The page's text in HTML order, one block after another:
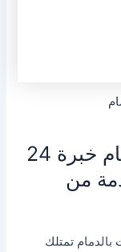
شركة تنظيف خزانات بالدمام خبرة 24
من
تمتلك